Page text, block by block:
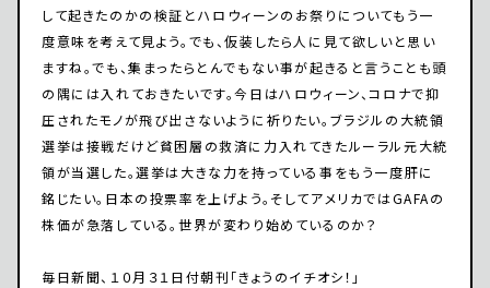
して起きたのかの検証とハロウィーンのお祭りについてもう一
度意味を考えて見よう。でも、仮装したら人に見て欲しいと思い
ますね。でも、集まったらとんでもない事が起きると言うことも頭
の隅には入れておきたいです。今日はハロウィーン、コロナで抑
圧されたモノが飛び出さないように祈りたい。ブラジルの大統領
選挙は接戦だけど貧困層の救済に力入れてきたルーラル元大統
領が当選した。選挙は大きな力を持っている事をもう一度肝に
銘じたい。日本の投票率を上げよう。そしてアメリカではGAFAの
株価が急落している。世界が変わり始めているのか？
毎日新聞、１０月３１日付朝刊「きょうのイチオシ！」